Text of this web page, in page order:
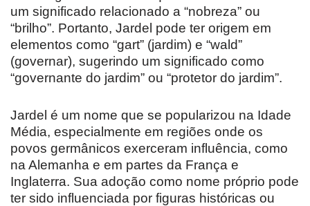
um significado relacionado a “nobreza” ou
“brilho”. Portanto, Jardel pode ter origem em
elementos como “gart” (jardim) e “wald”
(governar), sugerindo um significado como
“governante do jardim” ou “protetor do jardim”.
Jardel é um nome que se popularizou na Idade
Média, especialmente em regiões onde os
povos germânicos exerceram influência, como
na Alemanha e em partes da França e
Inglaterra. Sua adoção como nome próprio pode
ter sido influenciada por figuras históricas ou